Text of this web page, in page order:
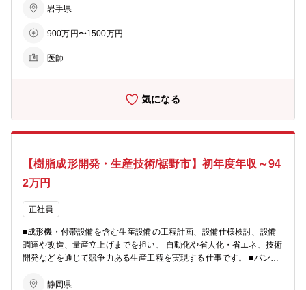
当社の魅力： ◇当社はトヨタグループの中核企業として、コンパクト
マをお客様にお届けしております。 ◇次世代に向けたテクノロジー開
いクルマづくりにトライしています。 ・週3.0日 年収900万円 月給：
岩手県
900万円〜1500万円
医師
気になる
【樹脂成形開発・生産技術/裾野市】初年度年収～94
2万円
正社員
■成形機・付帯設備を含む生産設備の工程計画、設備仕様検討、設備
調達や改造、量産立上げまでを担い、 自動化や省人化・省エネ、技術
開発などを通じて競争力ある生産工程を実現する仕事です。 ■バンパ
型・成形条件の造り込み、量産立上げまでを担い、 安定した品質と、
静岡県